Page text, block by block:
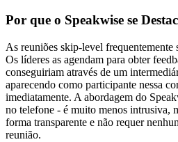
Por que o Speakwise se
As reuniões skip-level frequentemente
Os líderes as agendam para obter
conseguiriam através de um
aparecendo como participante nessa
imediatamente. A abordagem do
no telefone - é muito menos intrusiva,
forma transparente e não requer
reunião.